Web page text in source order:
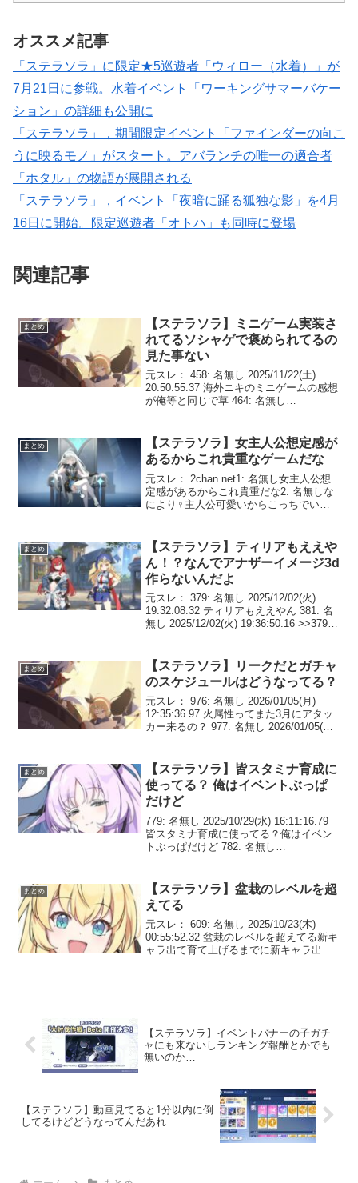
オススメ記事
「ステラソラ」に限定★5巡遊者「ウィロー（水着）」が
7月21日に参戦。水着イベント「ワーキングサマーバケー
ション」の詳細も公開に
「ステラソラ」，期間限定イベント「ファインダーの向こ
うに映るモノ」がスタート。アバランチの唯一の適合者
「ホタル」の物語が展開される
「ステラソラ」，イベント「夜暗に踊る狐独な影」を4月
16日に開始。限定巡遊者「オトハ」も同時に登場
関連記事
まとめ
【ステラソラ】ミニゲーム実装さ
れてるソシャゲで褒められてるの
見た事ない
元スレ： 458: 名無し 2025/11/22(土)
20:50:55.37 海外ニキのミニゲームの感想
が俺等と同じで草 464: 名無し
まとめ
【ステラソラ】女主人公想定感が
あるからこれ貴重なゲームだな
元スレ： 2chan.net1: 名無し女主人公想
定感があるからこれ貴重だな2: 名無しな
により♀主人公可愛いからこっちでいい
いるわけないじゃん6: 名無し...
まとめ
【ステラソラ】ティリアもええや
ん！？なんでアナザーイメージ3d
作らないんだよ
元スレ： 379: 名無し 2025/12/02(火)
19:32:08.32 ティリアもええやん 381: 名
無し 2025/12/02(火) 19:36:50.16 >>379こ
まとめ
【ステラソラ】リークだとガチャ
のスケジュールはどうなってる？
元スレ： 976: 名無し 2026/01/05(月)
12:35:36.97 火属性ってまた3月にアタッ
カー来るの？ 977: 名無し 2026/01/05(月)
まとめ
【ステラソラ】皆スタミナ育成に
使ってる？ 俺はイベントぶっぱ
だけど
779: 名無し 2025/10/29(水) 16:11:16.79
皆スタミナ育成に使ってる？俺はイベン
トぶっぱだけど 782: 名無し
まとめ
【ステラソラ】盆栽のレベルを超
えてる
元スレ： 609: 名無し 2025/10/23(木)
00:55:52.32 盆栽のレベルを超えてる新キ
ャラ出て育て上げるまでに新キャラ出て
【ステラソラ】イベントバナーの子ガチ
ャにも来ないしランキング報酬とかでも
無いのか…
【ステラソラ】動画見てると1分以内に倒
してるけどどうなってんだあれ